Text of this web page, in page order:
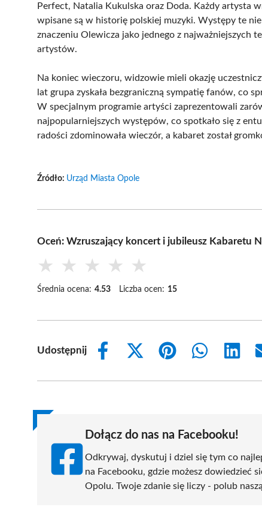
Perfect, Natalia Kukulska oraz Doda. Każdy artysta
wpisane są w historię polskiej muzyki. Występy te
znaczeniu Olewicza jako jednego z najważniejszych
artystów.
Na koniec wieczoru, widzowie mieli okazję
lat grupa zyskała bezgraniczną sympatię fanów, co
W specjalnym programie artyści zaprezentowali
najpopularniejszych występów, co spotkało się z
radości zdominowała wieczór, a kabaret został
Źródło: Urząd Miasta Opole
Oceń: Wzruszający koncert i jubileusz Kabaretu
★ ★ ★ ★ ★
Średnia ocena: 4.53 Liczba ocen: 15
Udostępnij
Share
Share
(Twitter)
Share
Share
Share
Dołącz do nas na Facebooku!
Odkrywaj, dyskutuj i dziel się tym co
na Facebooku, gdzie możesz dowiedzieć
Opolu. Twoje zdanie się liczy - polub